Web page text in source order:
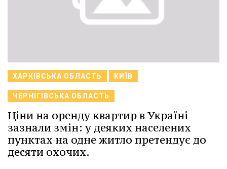
ХАРКІВСЬКА ОБЛАСТЬ КИЇВ
ЧЕРНІГІВСЬКА ОБЛАСТЬ
Ціни на оренду квартир в Україні
зазнали змін: у деяких населених
пунктах на одне житло претендує до
десяти охочих.